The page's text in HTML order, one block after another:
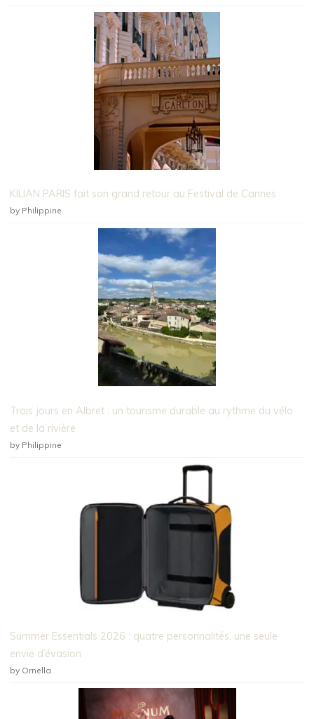
KILIAN PARIS fait son grand retour au Festival de Cannes
by Philippine
Trois jours en Albret : un tourisme durable au rythme du vélo
et de la rivière
by Philippine
Summer Essentials 2026 : quatre personnalités, une seule
envie d’évasion
by Ornella